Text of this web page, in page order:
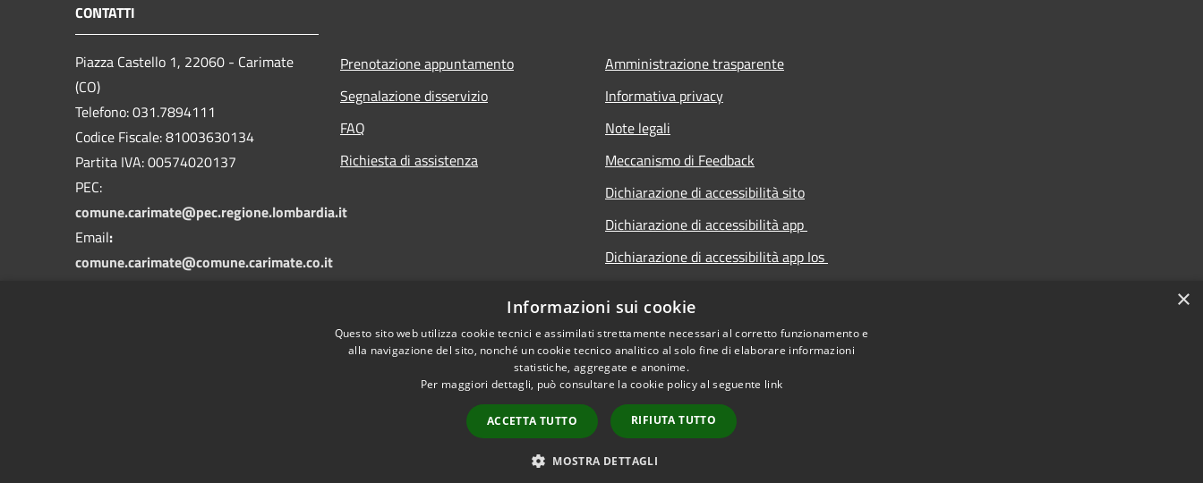
CONTATTI
Piazza Castello 1, 22060 - Carimate
(CO)
Telefono: 031.7894111
Codice Fiscale: 81003630134
Partita IVA: 00574020137
PEC:
comune.carimate@pec.regione.lombardia.it
Email:
comune.carimate@comune.carimate.co.it
Prenotazione appuntamento
Segnalazione disservizio
FAQ
Richiesta di assistenza
Amministrazione trasparente
Informativa privacy
Note legali
Meccanismo di Feedback
Dichiarazione di accessibilità sito
Dichiarazione di accessibilità app
Dichiarazione di accessibilità app Ios
Telematico
Whistleblowing
Copyright © 2026 • Comune di Carimate • Powered by
×
Informazioni sui cookie
Questo sito web utilizza cookie tecnici e assimilati strettamente necessari al corretto funzionamento e
alla navigazione del sito, nonché un cookie tecnico analitico al solo fine di elaborare informazioni
statistiche, aggregate e anonime.
Per maggiori dettagli, può consultare la cookie policy al seguente link
ACCETTA TUTTO RIFIUTA TUTTO
MOSTRA DETTAGLI